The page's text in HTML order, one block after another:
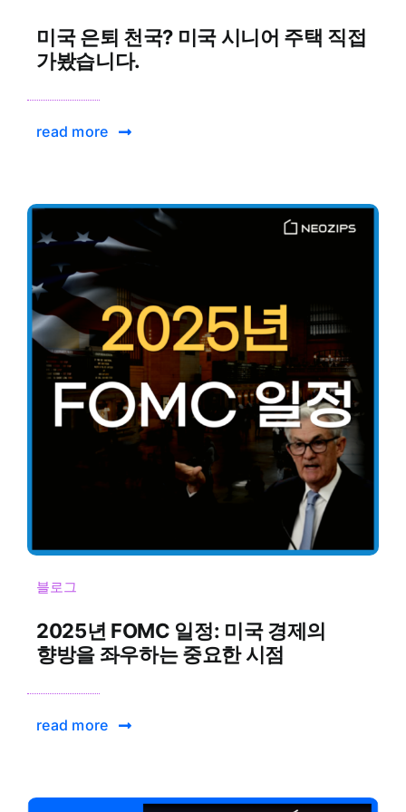
미국 은퇴 천국? 미국 시니어 주택 직접
가봤습니다.
read more
블로그
2025년 FOMC 일정: 미국 경제의
향방을 좌우하는 중요한 시점
read more